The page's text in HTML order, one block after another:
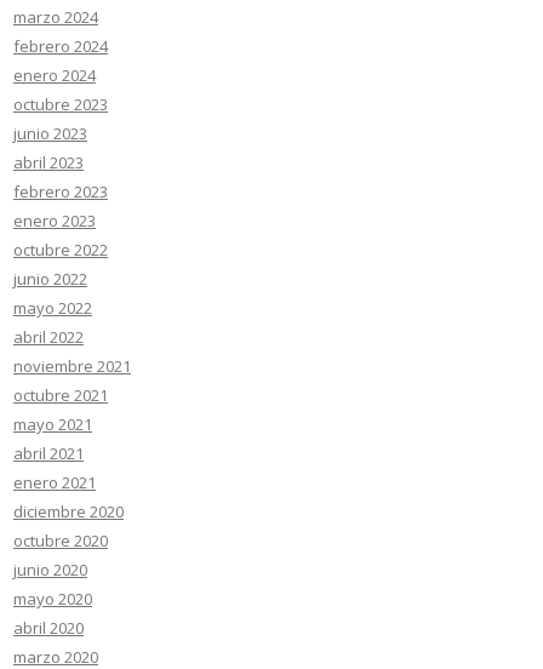
marzo 2024
febrero 2024
enero 2024
octubre 2023
junio 2023
abril 2023
febrero 2023
enero 2023
octubre 2022
junio 2022
mayo 2022
abril 2022
noviembre 2021
octubre 2021
mayo 2021
abril 2021
enero 2021
diciembre 2020
octubre 2020
junio 2020
mayo 2020
abril 2020
marzo 2020